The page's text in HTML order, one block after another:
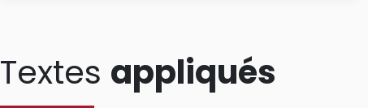
Textes appliqués